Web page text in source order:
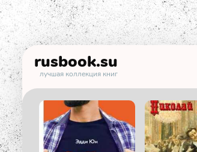
rusbook.su
лучшая коллекция книг